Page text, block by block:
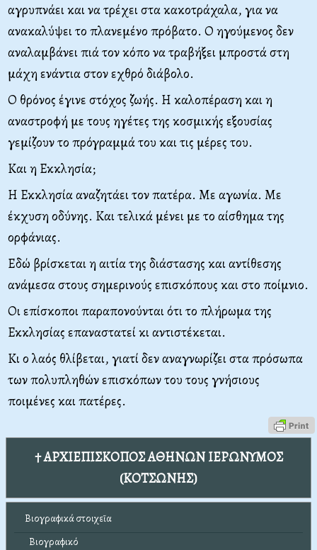
αγρυπνάει και να τρέχει στα κακοτράχαλα, για να
ανακαλύψει το πλανεμένο πρόβατο. Ο ηγούμενος δεν
αναλαμβάνει πιά τον κόπο να τραβήξει μπροστά στη
μάχη ενάντια στον εχθρό διάβολο.
Ο θρόνος έγινε στόχος ζωής. Η καλοπέραση και η
αναστροφή με τους ηγέτες της κοσμικής εξουσίας
γεμίζουν το πρόγραμμά του και τις μέρες του.
Και η Εκκλησία;
Η Εκκλησία αναζητάει τον πατέρα. Με αγωνία. Με
έκχυση οδύνης. Και τελικά μένει με το αίσθημα της
ορφάνιας.
Εδώ βρίσκεται η αιτία της διάστασης και αντίθεσης
ανάμεσα στους σημερινούς επισκόπους και στο ποίμνιο.
Οι επίσκοποι παραπονούνται ότι το πλήρωμα της
Εκκλησίας επαναστατεί κι αντιστέκεται.
Κι ο λαός θλίβεται, γιατί δεν αναγνωρίζει στα πρόσωπα
των πολυπληθών επισκόπων του τους γνήσιους
ποιμένες και πατέρες.
† ΑΡΧΙΕΠΙΣΚΟΠΟΣ ΑΘΗΝΩΝ ΙΕΡΩΝΥΜΟΣ
(ΚΟΤΣΩΝΗΣ)
Βιογραφικά στοιχεῖα
Βιογραφικό